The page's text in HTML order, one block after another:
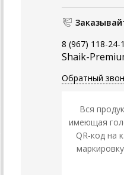
8 (967) 118-24-
Shaik-
Обратный
Вся
имеющая
QR-код на